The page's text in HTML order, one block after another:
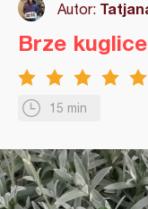
Autor:
15 min
Brze kuglice